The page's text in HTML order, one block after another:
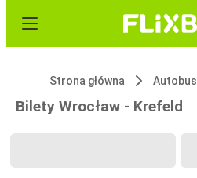
Strona główna Autobus
Bilety Wrocław - Krefeld